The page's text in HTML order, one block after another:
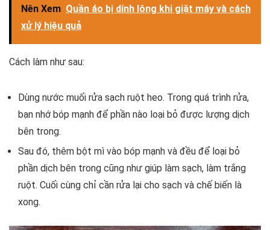
Nên Xem Quần áo bị dính lông khi giặt máy và cách
xử lý hiệu quả
Cách làm như sau:
Dùng nước muối rửa sạch ruột heo. Trong quá trình rửa,
bạn nhớ bóp mạnh để phần nào loại bỏ được lượng dịch
bên trong.
Sau đó, thêm bột mì vào bóp mạnh và đều để loại bỏ
phần dịch bên trong cũng như giúp làm sạch, làm trắng
ruột. Cuối cùng chỉ cần rửa lại cho sạch và chế biến là
xong.